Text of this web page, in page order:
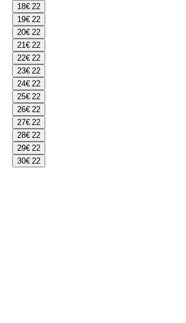
18€ 22
19€ 22
20€ 22
21€ 22
22€ 22
23€ 22
24€ 22
25€ 22
26€ 22
27€ 22
28€ 22
29€ 22
30€ 22